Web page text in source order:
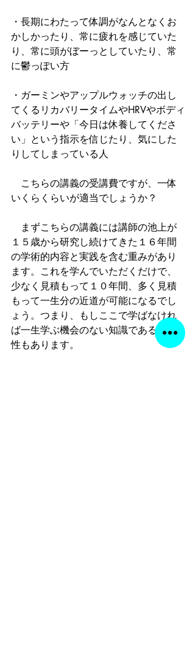
・長期にわたって体調がなんとなくお
かしかったり、常に疲れを感じていた
り、常に頭がぼーっとしていたり、常
に鬱っぽい方
・ガーミンやアップルウォッチの出し
てくるリカバリータイムやHRVやボディ
バッテリーや「今日は休養してくださ
い」という指示を信じたり、気にした
りしてしまっている人
こちらの講義の受講費ですが、一体
いくらくらいが適当でしょうか？
まずこちらの講義には講師の池上が
１５歳から研究し続けてきた１６年間
の学術的内容と実践を含む重みがあり
ます。これを学んでいただくだけで、
少なく見積もって１０年間、多く見積
もって一生分の近道が可能になるでし
ょう。つまり、もしここで学ばなけれ
ば一生学ぶ機会のない知識である可能
性もあります。